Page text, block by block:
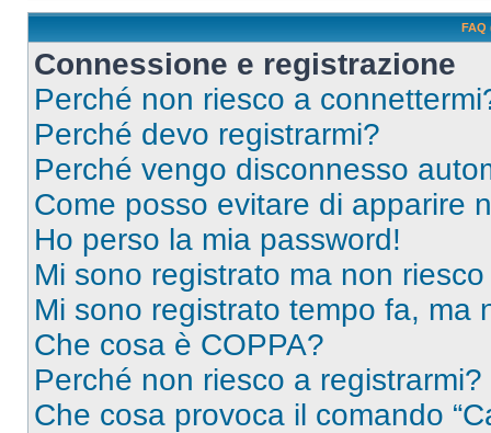
FAQ
Connessione e registrazione
Perché non riesco a
Perché devo registrarmi?
Perché vengo disconnesso
Come posso evitare di apparire
Ho perso la mia password!
Mi sono registrato ma non
Mi sono registrato tempo fa, ma
Che cosa è COPPA?
Perché non riesco a registrarmi?
Che cosa provoca il comando